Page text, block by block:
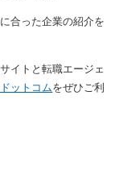
合った企業の紹介を
イトと転職エージェ
ットコムをぜひご利